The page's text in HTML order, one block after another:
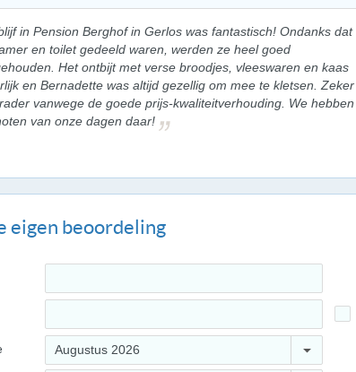
in Pension Berghof in Gerlos was fantastisch! Ondanks dat
en toilet gedeeld waren, werden ze heel goed
Het ontbijt met verse broodjes, vleeswaren en kaas
en Bernadette was altijd gezellig om mee te kletsen. Zeker
vanwege de goede prijs-kwaliteitverhouding. We hebben
van onze dagen daar!
eigen beoordeling
Augustus 2026